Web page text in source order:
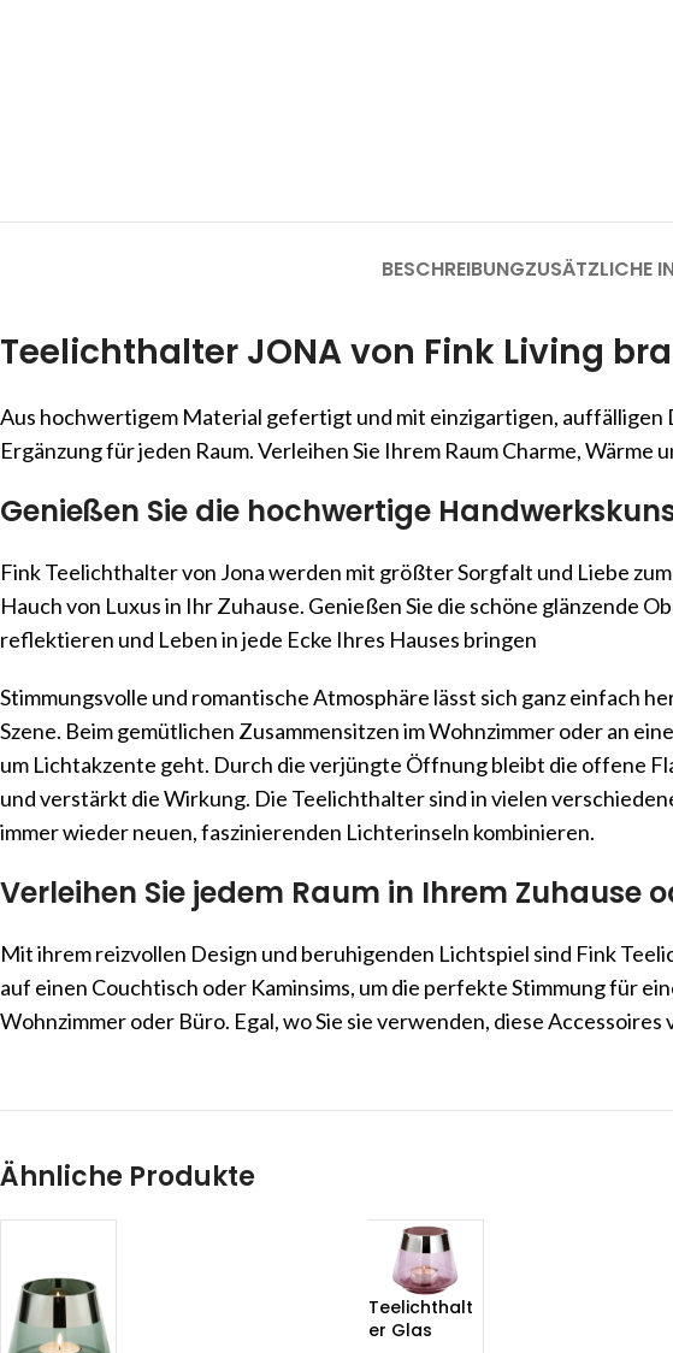
BESCHREIBUNGZUSÄTZLICHE
Teelichthalter JONA von Fink Living
Aus hochwertigem Material gefertigt und mit einzigartigen,
Ergänzung für jeden Raum. Verleihen Sie Ihrem Raum Charme,
Genießen Sie die hochwertige
Fink Teelichthalter von Jona werden mit größter Sorgfalt und Liebe
Hauch von Luxus in Ihr Zuhause. Genießen Sie die schöne glänzende
reflektieren und Leben in jede Ecke Ihres Hauses bringen
Stimmungsvolle und romantische Atmosphäre lässt sich ganz einfach
Szene. Beim gemütlichen Zusammensitzen im Wohnzimmer oder an
um Lichtakzente geht. Durch die verjüngte Öffnung bleibt die offene
und verstärkt die Wirkung. Die Teelichthalter sind in vielen
immer wieder neuen, faszinierenden Lichterinseln kombinieren.
Verleihen Sie jedem Raum in Ihrem Zuhause
Mit ihrem reizvollen Design und beruhigenden Lichtspiel sind Fink
auf einen Couchtisch oder Kaminsims, um die perfekte Stimmung für
Wohnzimmer oder Büro. Egal, wo Sie sie verwenden, diese
Ähnliche Produkte
Teelichthalt
er Glas